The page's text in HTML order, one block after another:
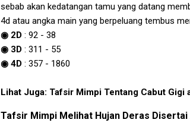
sebab akan kedatangan tamu yang datang
4d atau angka main yang berpeluang tembus
◉ 2D : 92 - 38
◉ 3D : 311 - 55
◉ 4D : 357 - 1860
Lihat Juga: Tafsir Mimpi Tentang Cabut Gigi
Tafsir Mimpi Melihat Hujan Deras Disertai